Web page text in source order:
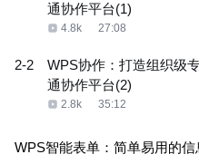
通协作平台(1)
4.8k 27:08
2-2
WPS协作：打造组织级
通协作平台(2)
2.8k 35:12
WPS智能表单：简单易用的